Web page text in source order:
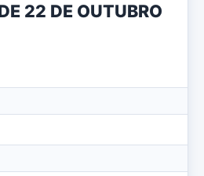
22 DE OUTUBRO